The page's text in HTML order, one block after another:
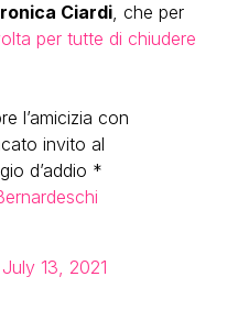
Ciardi, che per
per tutte di chiudere
l’amicizia con
invito al
d’addio *
July 13, 2021